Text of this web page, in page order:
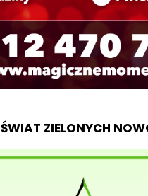
ŚWIAT ZIELONYCH